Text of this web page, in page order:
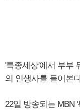
'특종세상'에서 부부
의 인생사를 들어본
22일 방송되는 MBN '